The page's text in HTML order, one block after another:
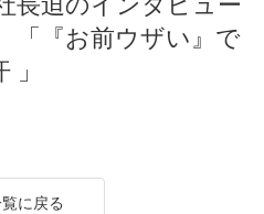
合鍵の作製
「『お前ウザい』で
」
に戻る